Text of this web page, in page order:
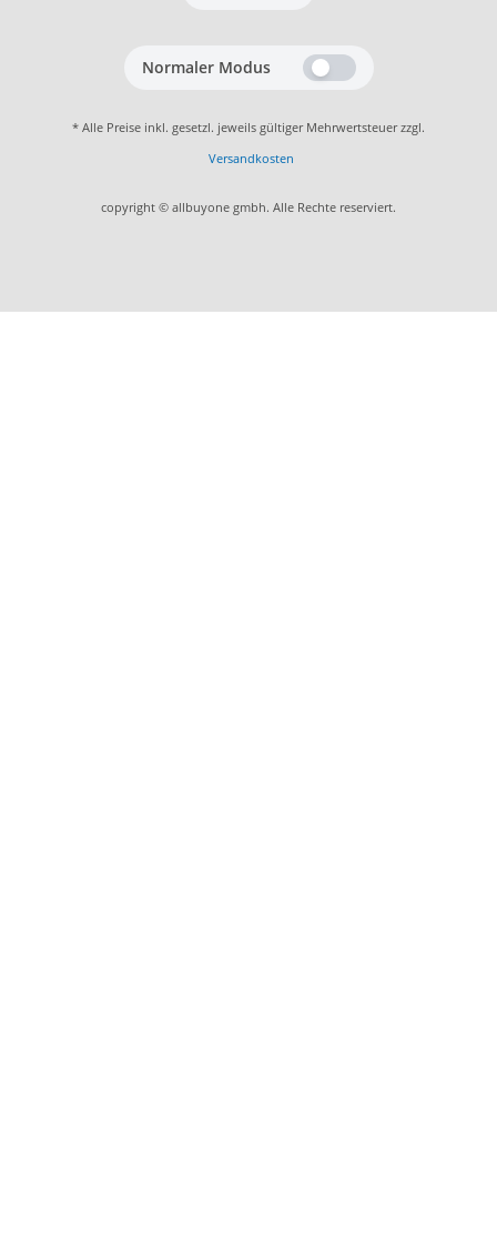
Normaler Modus
* Alle Preise inkl. gesetzl. jeweils gültiger Mehrwertsteuer zzgl.
Versandkosten
copyright © allbuyone gmbh. Alle Rechte reserviert.